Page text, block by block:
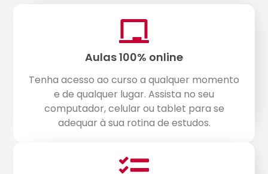
Aulas 100% online
Tenha acesso ao curso a qualquer momento
e de qualquer lugar. Assista no seu
computador, celular ou tablet para se
adequar à sua rotina de estudos.